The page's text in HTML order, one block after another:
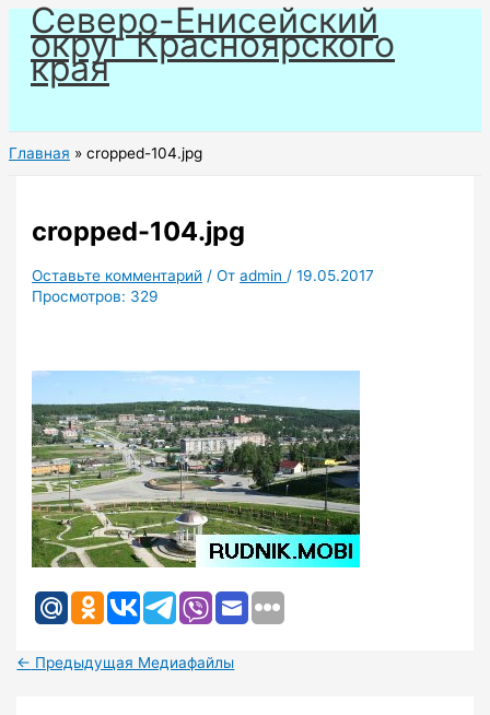
Перейти
содержимому
Северо-Енисейский
округ Красноярского
края
Главная cropped-104.jpg
cropped-104.jpg
Оставьте комментарий / Отadmin /19.05.2017
Просмотров: 329
← Предыдущая Медиафайлы